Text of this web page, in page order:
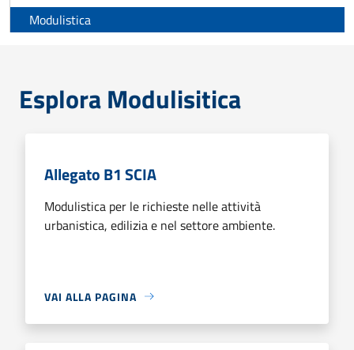
Modulistica
Esplora Modulisitica
Allegato B1 SCIA
Modulistica per le richieste nelle attività
urbanistica, edilizia e nel settore ambiente.
VAI ALLA PAGINA